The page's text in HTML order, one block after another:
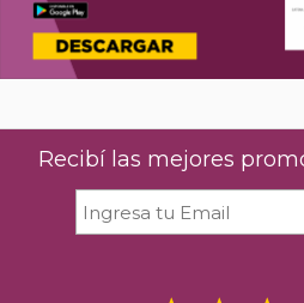
Recibí las mejores